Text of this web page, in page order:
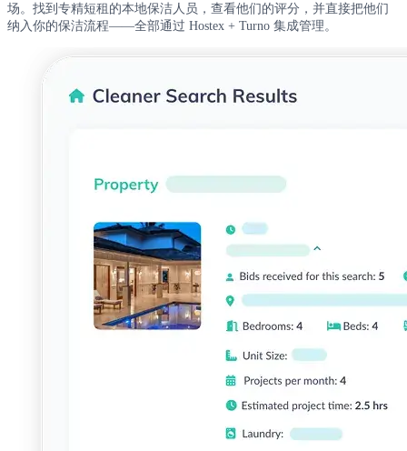
场。找到专精短租的本地保洁人员，查看他们的评分，并直接把他们
纳入你的保洁流程——全部通过 Hostex + Turno 集成管理。